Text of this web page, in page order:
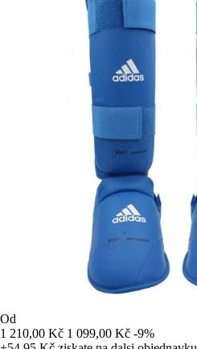
Od
1 210,00 Kč 1 099,00 Kč -9%